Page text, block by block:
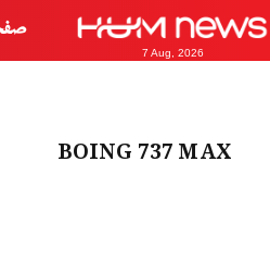
7 Aug, 2026
BOING 737 MAX